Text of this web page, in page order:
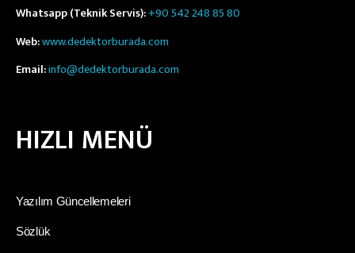
Whatsapp (Teknik Servis):+90 542 248 85 80
Web:www.dedektorburada.com
Email:info@dedektorburada.com
HIZLI MENÜ
Yazılım Güncellemeleri
Sözlük